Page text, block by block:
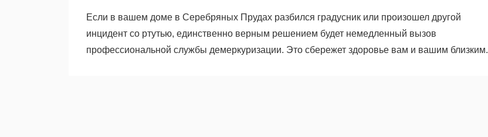
Если в вашем доме в Серебряных Прудах разбился градусник или произошел другой
инцидент со ртутью, единственно верным решением будет немедленный вызов
профессиональной службы демеркуризации. Это сбережет здоровье вам и вашим близким.